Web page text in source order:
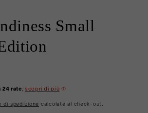
Small
24 rate scopri di più
di spedizione calcolate al check-out.